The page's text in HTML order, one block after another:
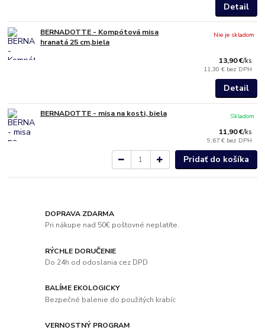
Detail
BERNADOTTE - Kompótová misa
hranatá 25 cm,biela
13,90 €/ks
11,30 € bez DPH
Nie je skladom
Detail
BERNADOTTE - misa na kosti, biela
11,90 €/ks
9,67 € bez DPH
Skladom
Pridať do košíka
DOPRAVA ZDARMA
Pri nákupe nad 50€ poštovné neplatíte.
RÝCHLE DORUČENIE
Do 24h od odoslania cez DPD
BALÍME EKOLOGICKY
Bezpečné balenie do použitých krabíc
VERNOSTNÝ PROGRAM